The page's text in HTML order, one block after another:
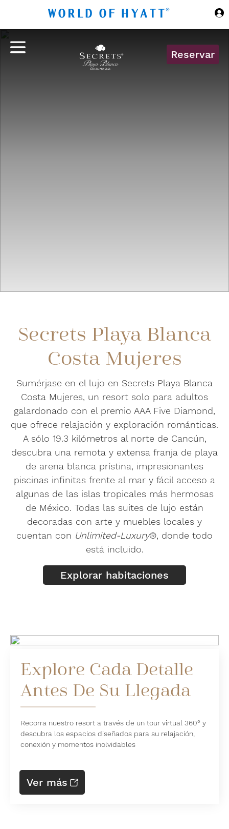
Reservar
Secrets Playa Blanca
Costa Mujeres
Sumérjase en el lujo en Secrets Playa Blanca
Costa Mujeres, un resort solo para adultos
galardonado con el premio AAA Five Diamond,
que ofrece relajación y exploración románticas.
A sólo 19.3 kilómetros al norte de Cancún,
descubra una remota y extensa franja de playa
de arena blanca prístina, impresionantes
piscinas infinitas frente al mar y fácil acceso a
algunas de las islas tropicales más hermosas
de México. Todas las suites de lujo están
decoradas con arte y muebles locales y
cuentan con Unlimited-Luxury®, donde todo
está incluido.
Explorar habitaciones
Explore Cada Detalle
Antes De Su Llegada
Recorra nuestro resort a través de un tour virtual 360° y
descubra los espacios diseñados para su relajación,
conexión y momentos inolvidables
Ver más